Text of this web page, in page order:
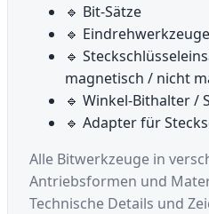
🔹 Bit-Sätze
🔹
🔹
magnetisch / nicht
🔹 Winkel-Bithalter /
🔹 Adapter für
Alle Bitwerkzeuge in
Antriebsformen und
Technische Details und